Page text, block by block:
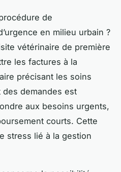
de
en milieu urbain ?
vétérinaire de première
les factures à la
précisant les soins
demandes est
aux besoins urgents,
courts. Cette
stress lié à la gestion